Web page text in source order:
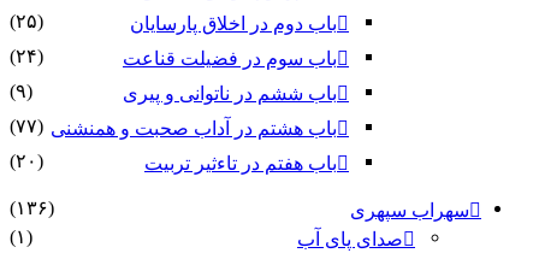
باب دوم در اخلاق پارسایان
(۲۵)
باب سوم در فضیلت قناعت
(۲۴)
باب ششم در ناتوانى و پیرى
(۹)
باب هشتم در آداب صحبت و همنشنى (۷۷)
باب هفتم در تاءثیر تربیت
(۲۰)
سهراب سپهری
(۱۳۶)
صدای پای آب
(۱)